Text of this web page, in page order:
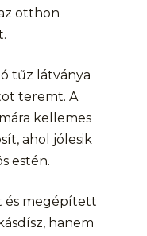
otthon
tűz látványa
teremt. A
kellemes
ahol jólesik
estén.
és megépített
hanem